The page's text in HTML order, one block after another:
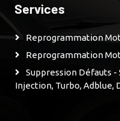
Services
Reprogrammation
Reprogrammation
Suppression Défauts -
Injection, Turbo, Adblue,